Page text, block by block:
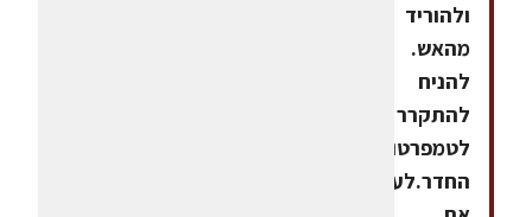
ולהוריד
מהאש.
להניח
להתקרר
לטמפרטורת
החדר.לערבב